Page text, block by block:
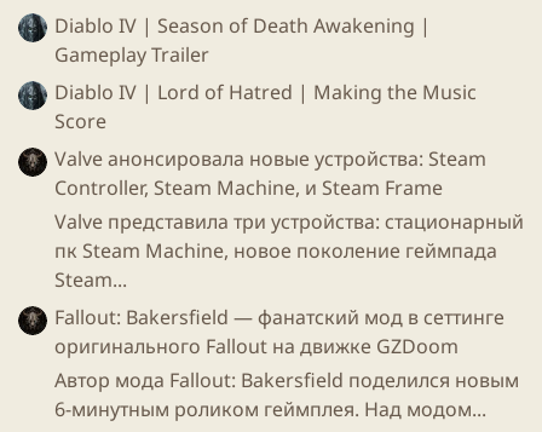
Довольно интересная штуковина, надо будет с ней
поиграться)
Automatic Show - автоматическое, ежедневное,
получасовое шоу о играх
Steam
Diablo IV | Season of Death Awakening |
Gameplay Trailer
Diablo IV | Lord of Hatred | Making the Music
Score
Valve анонсировала новые устройства: Steam
Controller, Steam Machine, и Steam Frame
Valve представила три устройства: стационарный
пк Steam Machine, новое поколение геймпада
Steam...
Fallout: Bakersfield — фанатский мод в сеттинге
оригинального Fallout на движке GZDoom
Автор мода Fallout: Bakersfield поделился новым
6-минутным роликом геймплея. Над модом...